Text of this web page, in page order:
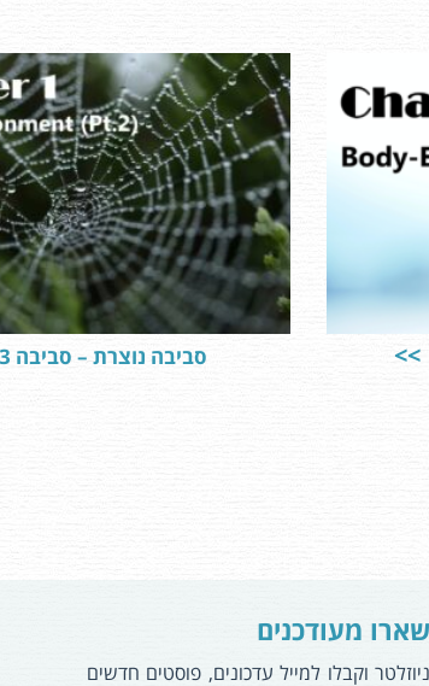
סביבה נוצרת – סביבה #3
מעודכנים
וקבלו למייל עדכונים, פוסטים חדשים